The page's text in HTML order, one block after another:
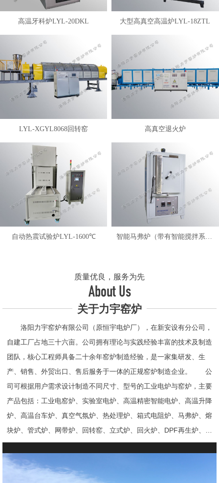
高温牙科炉LYL-20DKL 大型高真空高温炉LYL-18ZTL
LYL-XGYL8068回转窑 高真空退火炉
自动热震试验炉LYL-1600℃
质量优良，服务为先
About Us
关于力宇窑炉
洛阳力宇窑炉有限公司（原恒宇电炉厂），在新安设有分公司，
自建工厂占地三十六亩。公司拥有理论与实践经验丰富的技术及制造
团队，核心工程师具备二十余年窑炉制造经验，是一家集研发、生
产、销售、外贸出口、售后服务于一体的正规窑炉制造企业。 公
司可根据用户需求设计制造不同尺寸、型号的工业电炉与窑炉，主要
产品包括：工业电窑炉、实验室电炉、高温精密智能电炉、高温升降
炉、高温台车炉、真空气氛炉、热处理炉、箱式电阻炉、马弗炉、熔
块炉、管式炉、网带炉、回转窑、立式炉、回火炉、DPF再生炉、试
验电炉、钟罩炉、退火炉、烧结炉、热震炉、高真空炉、重烧炉、牙
科烤瓷炉、真空CVD管式炉、高温节能电炉、气氛炉、井式电炉、
熔炼炉、推板窑炉、辊道窑炉、烘箱、真空干燥箱、工业烘箱、发热